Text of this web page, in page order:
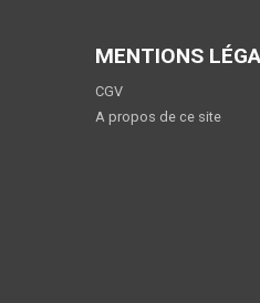
MENTIONS
CGV
A propos de ce site